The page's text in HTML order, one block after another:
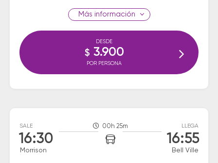
información
DESDE
$ 3.900
POR PERSONA
SALE
16:30
Morrison
00h 25m LLEGA
16:55
Bell Ville